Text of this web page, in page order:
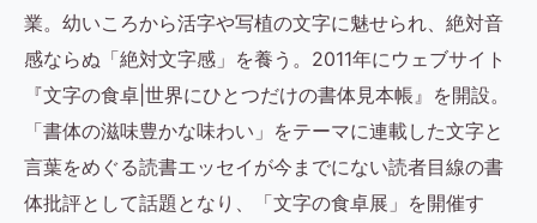
業。幼いころから活字や写植の文字に魅せられ、絶対音
感ならぬ「絶対文字感」を養う。2011年にウェブサイト
『文字の食卓|世界にひとつだけの書体見本帳』を開設。
「書体の滋味豊かな味わい」をテーマに連載した文字と
言葉をめぐる読書エッセイが今までにない読者目線の書
体批評として話題となり、「文字の食卓展」を開催す